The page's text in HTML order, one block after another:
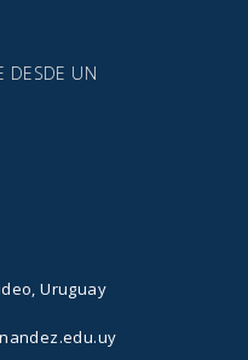
DESDE UN
Uruguay